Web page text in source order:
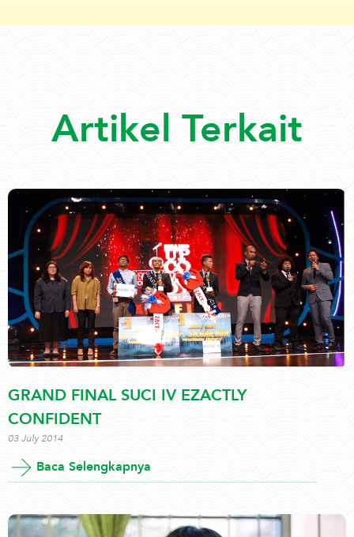
Artikel Terkait
GRAND FINAL SUCI IV EZACTLY
CONFIDENT
03 July 2014
Baca Selengkapnya